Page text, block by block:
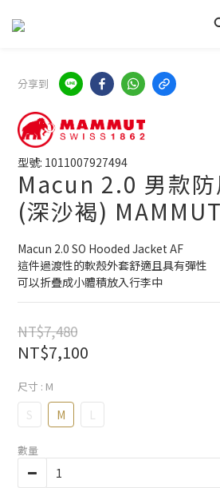
分享到
型號: 1011007927494
Macun 2.0 男款
(深沙褐)
Macun 2.0 SO Hooded Jacket AF
這件過渡性的軟殼外套舒適且具有彈性
可以折疊成小體積放入行李中
NT$7,480
NT$7,100
尺寸 : M
S M L
數量